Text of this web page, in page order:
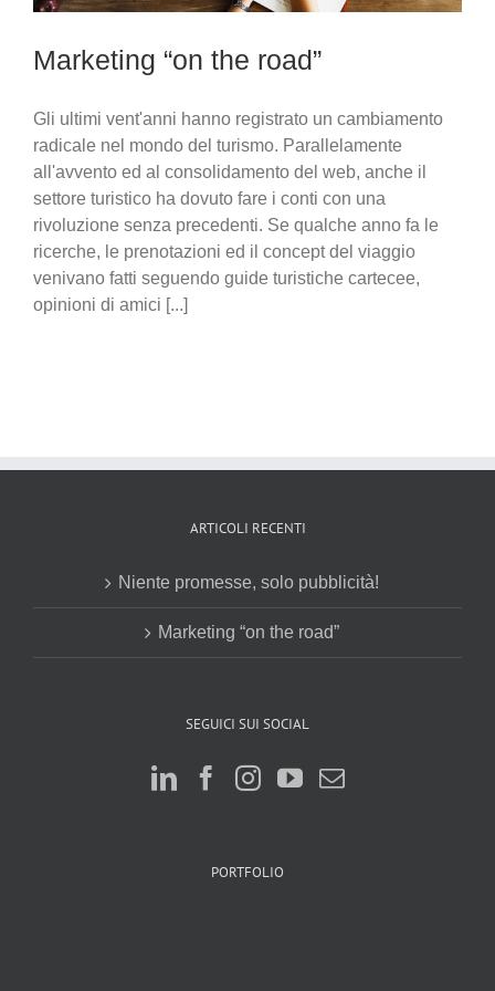
Marketing “on the road”
Gli ultimi vent'anni hanno registrato un cambiamento
radicale nel mondo del turismo. Parallelamente
all'avvento ed al consolidamento del web, anche il
settore turistico ha dovuto fare i conti con una
rivoluzione senza precedenti. Se qualche anno fa le
ricerche, le prenotazioni ed il concept del viaggio
venivano fatti seguendo guide turistiche cartecee,
opinioni di amici [...]
ARTICOLI RECENTI
Niente promesse, solo pubblicità!
Marketing “on the road”
SEGUICI SUI SOCIAL
PORTFOLIO